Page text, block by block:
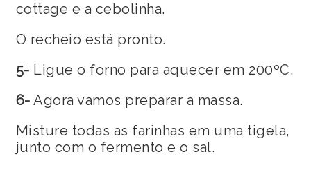
cottage e a cebolinha.
O recheio está pronto.
5- Ligue o forno para aquecer em 200ºC.
6- Agora vamos preparar a massa.
Misture todas as farinhas em uma tigela,
junto com o fermento e o sal.